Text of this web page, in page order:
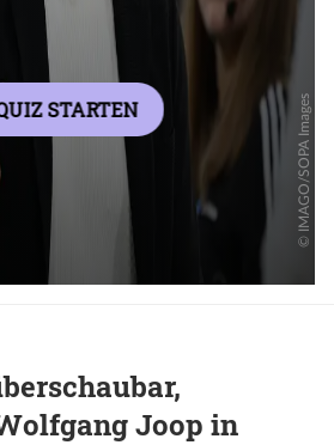
Joop in